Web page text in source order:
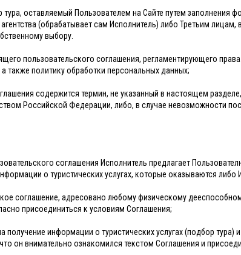
оставляемый Пользователем на Сайте путем заполнения
(обрабатывает сам Исполнитель) либо Третьим лицам,
выбору.
пользовательского соглашения, регламентирующего
также политику обработки персональных данных;
содержится термин, не указанный в настоящем
Российской Федерации, либо, в случае невозможности
соглашения Исполнитель предлагает
о туристических услугах, которые оказываются
соглашение, адресовано любому физическому
присоединиться к условиям Соглашения;
получение информации о туристических услугах (подбор тура)
он внимательно ознакомился текстом Соглашения и